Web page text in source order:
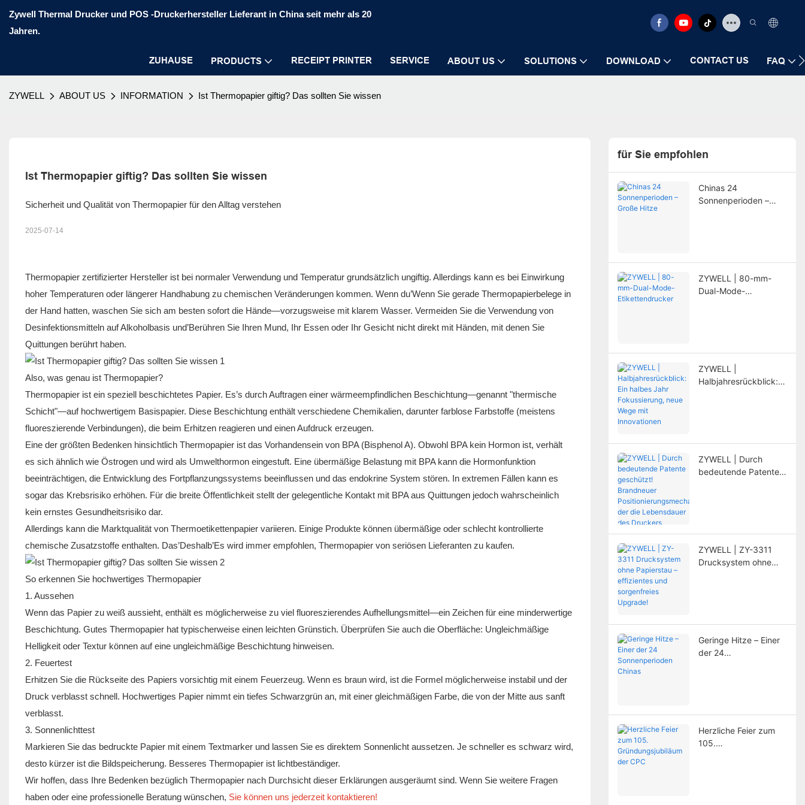
Zywell Thermal Drucker und POS -Druckerhersteller Lieferant in China seit mehr als 20
Jahren.
ZUHAUSE PRODUCTS RECEIPT PRINTER SERVICE ABOUT US SOLUTIONS DOWNLOAD CONTACT US FAQ
ZYWELL ABOUT US INFORMATION Ist Thermopapier giftig? Das sollten Sie wissen
Ist Thermopapier giftig? Das sollten Sie wissen
Sicherheit und Qualität von Thermopapier für den Alltag verstehen
2025-07-14
Thermopapier zertifizierter Hersteller ist bei normaler Verwendung und Temperatur grundsätzlich ungiftig. Allerdings kann es bei Einwirkung
hoher Temperaturen oder längerer Handhabung zu chemischen Veränderungen kommen. Wenn du’Wenn Sie gerade Thermopapierbelege in
der Hand hatten, waschen Sie sich am besten sofort die Hände—vorzugsweise mit klarem Wasser. Vermeiden Sie die Verwendung von
Desinfektionsmitteln auf Alkoholbasis und’Berühren Sie Ihren Mund, Ihr Essen oder Ihr Gesicht nicht direkt mit Händen, mit denen Sie
Quittungen berührt haben.
Also, was genau ist Thermopapier?
Thermopapier ist ein speziell beschichtetes Papier. Es’s durch Auftragen einer wärmeempfindlichen Beschichtung—genannt "thermische
Schicht"—auf hochwertigem Basispapier. Diese Beschichtung enthält verschiedene Chemikalien, darunter farblose Farbstoffe (meistens
fluoreszierende Verbindungen), die beim Erhitzen reagieren und einen Aufdruck erzeugen.
Eine der größten Bedenken hinsichtlich Thermopapier ist das Vorhandensein von BPA (Bisphenol A). Obwohl BPA kein Hormon ist, verhält
es sich ähnlich wie Östrogen und wird als Umwelthormon eingestuft. Eine übermäßige Belastung mit BPA kann die Hormonfunktion
beeinträchtigen, die Entwicklung des Fortpflanzungssystems beeinflussen und das endokrine System stören. In extremen Fällen kann es
sogar das Krebsrisiko erhöhen. Für die breite Öffentlichkeit stellt der gelegentliche Kontakt mit BPA aus Quittungen jedoch wahrscheinlich
kein ernstes Gesundheitsrisiko dar.
Allerdings kann die Marktqualität von Thermoetikettenpapier variieren. Einige Produkte können übermäßige oder schlecht kontrollierte
chemische Zusatzstoffe enthalten. Das’Deshalb’Es wird immer empfohlen, Thermopapier von seriösen Lieferanten zu kaufen.
So erkennen Sie hochwertiges Thermopapier
1. Aussehen
Wenn das Papier zu weiß aussieht, enthält es möglicherweise zu viel fluoreszierendes Aufhellungsmittel—ein Zeichen für eine minderwertige
Beschichtung. Gutes Thermopapier hat typischerweise einen leichten Grünstich. Überprüfen Sie auch die Oberfläche: Ungleichmäßige
Helligkeit oder Textur können auf eine ungleichmäßige Beschichtung hinweisen.
2. Feuertest
Erhitzen Sie die Rückseite des Papiers vorsichtig mit einem Feuerzeug. Wenn es braun wird, ist die Formel möglicherweise instabil und der
Druck verblasst schnell. Hochwertiges Papier nimmt ein tiefes Schwarzgrün an, mit einer gleichmäßigen Farbe, die von der Mitte aus sanft
verblasst.
3. Sonnenlichttest
Markieren Sie das bedruckte Papier mit einem Textmarker und lassen Sie es direktem Sonnenlicht aussetzen. Je schneller es schwarz wird,
desto kürzer ist die Bildspeicherung. Besseres Thermopapier ist lichtbeständiger.
Wir hoffen, dass Ihre Bedenken bezüglich Thermopapier nach Durchsicht dieser Erklärungen ausgeräumt sind. Wenn Sie weitere Fragen
haben oder eine professionelle Beratung wünschen, Sie können uns jederzeit kontaktieren!
für Sie empfohlen
Chinas 24
Sonnenperioden –
ZYWELL | 80-mm-
Dual-Mode-
ZYWELL |
Halbjahresrückblick:
ZYWELL | Durch
bedeutende Patente
Lebensdauer des
Druckers deutlich
verlängert
ZYWELL | ZY-3311
Drucksystem ohne
Geringe Hitze – Einer
der 24
Herzliche Feier zum
105.